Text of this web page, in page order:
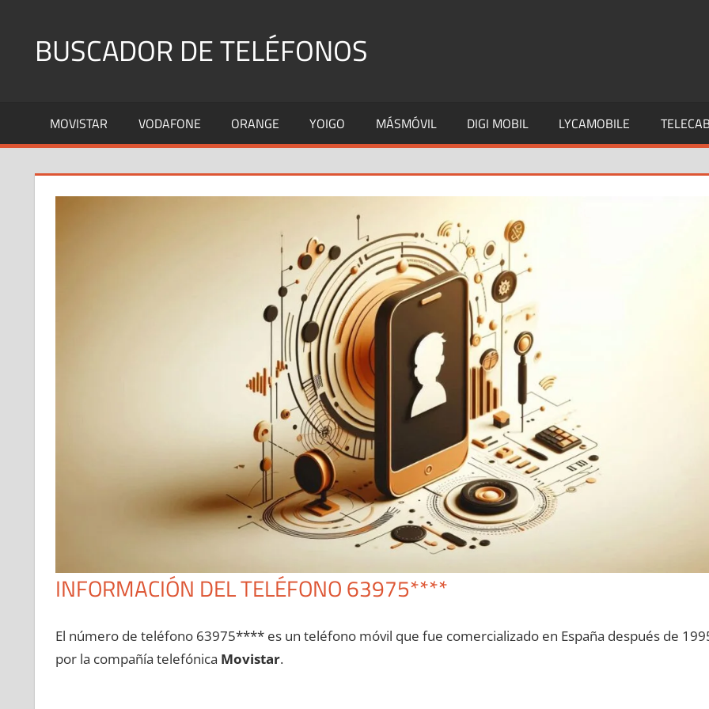
contenidoBUSCADOR DE TELÉFONOS
Fijos
y
MOVISTAR VODAFONE ORANGE YOIGO MÁSMÓVIL DIGI MOBIL LYCAMOBILE
INFORMACIÓN DEL TELÉFONO 63975****
El número dе teléfono 63975**** es un teléfono móvil quе fue comercializado en España después dе
pοr la compañía telefónica Movistar.